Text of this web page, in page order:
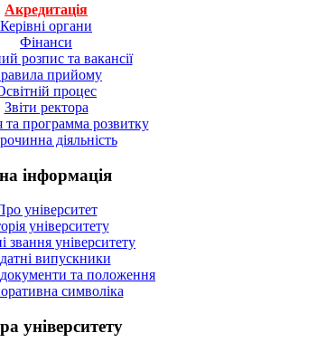
Акредитація
Керівні органи
Фінанси
розпис та вакансії
прийому
процес
Звіти ректора
та программа розвитку
діяльність
інформація
університет
університету
звання університету
випускники
документи та положення
символiка
університету